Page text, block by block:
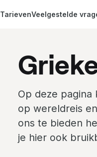
TarievenVeelgestelde
Op deze pagina
op wereldreis
ons te bieden
je hier ook